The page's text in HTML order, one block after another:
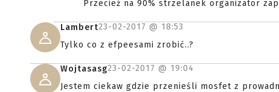
Przecież na 90% strzelanek organizator
Lambert23-02-2017 @ 18:53
Tylko co z efpeesami zrobić..?
Wojtasasg23-02-2017 @ 19:04
Jestem ciekaw gdzie przenieśli mosfet z